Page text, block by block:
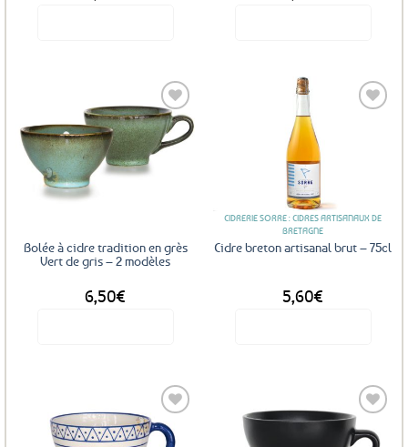
Ajouter
Bolée à cidre tradition en grès
Vert de gris – 2 modèles
6,50€
plusieurs
variations.
CIDRERIE SORRE : CIDRES ARTISANAUX DE
BRETAGNE
Cidre breton artisanal brut – 75cl
5,60€